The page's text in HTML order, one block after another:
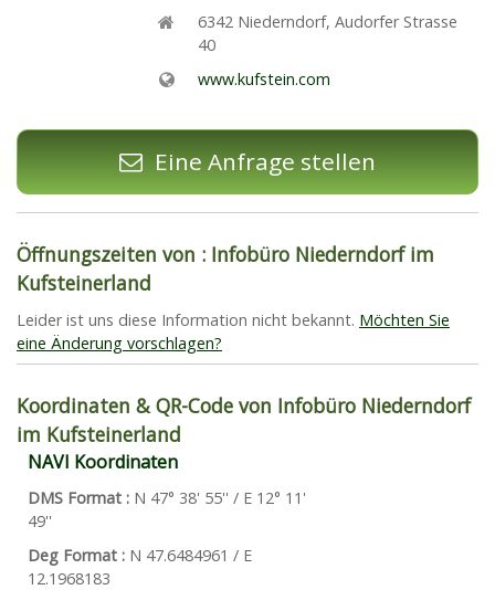
6342 Niederndorf,Audorfer Strasse
40
www.kufstein.com
Eine Anfrage stellen
Öffnungszeiten von : Infobüro Niederndorf im
Kufsteinerland
Leider ist uns diese Information nicht bekannt. Möchten Sie
eine Änderung vorschlagen?
Koordinaten & QR-Code von Infobüro Niederndorf
im Kufsteinerland
NAVI Koordinaten
DMS Format : N 47° 38' 55'' / E 12° 11'
49''
Deg Format : N 47.6484961 / E
12.1968183